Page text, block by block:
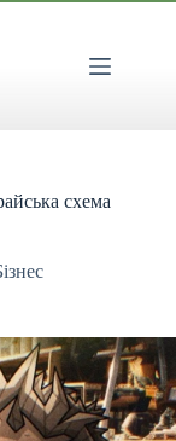
схема